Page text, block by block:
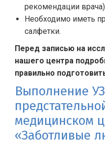
рекомендации
Необходимо иметь
салфетки.
Перед записью на
нашего центра
правильно
Выполнение
медицинском
«Заботливые